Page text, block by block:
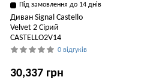
Під замовлення до 14 днів
Диван Signal Castello
Velvet 2 Сірий
CASTELLO2V14
0 відгуків
30,337 грн